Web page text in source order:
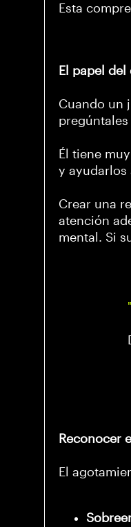
Esta
El papel
Cuando un
pregúntales
Él tiene
y ayudarlos
Crear una
atención
mental. Si
Reconocer
El